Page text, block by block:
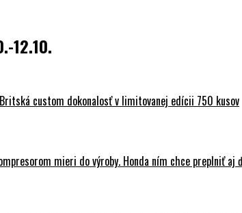
custom dokonalosť v limitovanej edícii 750 kusov
mieri do výroby. Honda ním chce preplniť aj
12.10.